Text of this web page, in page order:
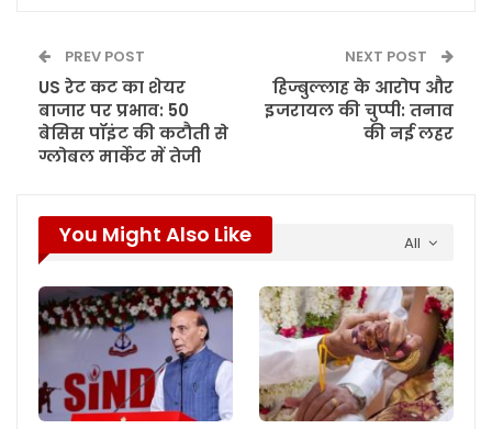
PREV POST
US रेट कट का शेयर
बाजार पर प्रभाव: 50
बेसिस पॉइंट की कटौती से
ग्लोबल मार्केट में तेजी
NEXT POST
हिज्बुल्लाह के आरोप और
इजरायल की चुप्पी: तनाव
की नई लहर
All
You Might Also Like